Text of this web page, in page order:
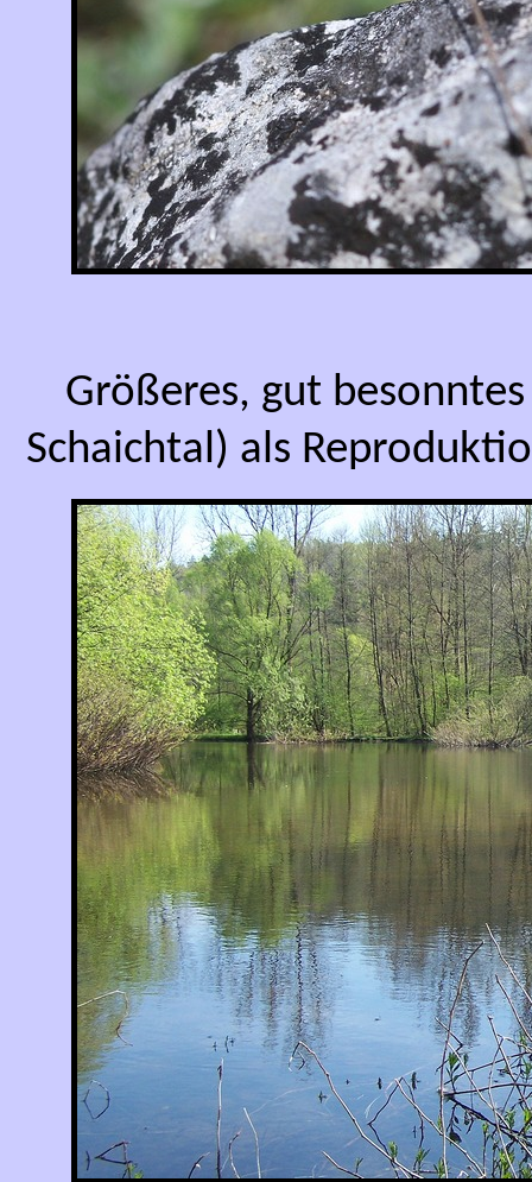
Größeres, gut
Schaichtal) als